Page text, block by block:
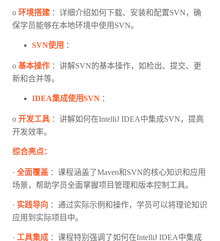
o 环境搭建 ：详细介绍如何下载、安装和配置SVN，确
保学员能够在本地环境中使用SVN。
SVN使用 ：
o 基本操作 ：讲解SVN的基本操作，如检出、提交、更
新和合并等。
IDEA集成使用SVN ：
o 开发工具 ：讲解如何在IntelliJ IDEA中集成SVN，提高
开发效率。
综合亮点：
· 全面覆盖 ：课程涵盖了Maven和SVN的核心知识和应用
场景，帮助学员全面掌握项目管理和版本控制工具。
· 实践导向 ：通过实际示例和操作，学员可以将理论知识
应用到实际项目中。
· 工具集成 ：课程特别强调了如何在IntelliJ IDEA中集成